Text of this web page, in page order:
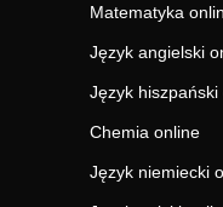
Matematyka
Język angielski
Język hiszpański
Chemia online
Język niemiecki